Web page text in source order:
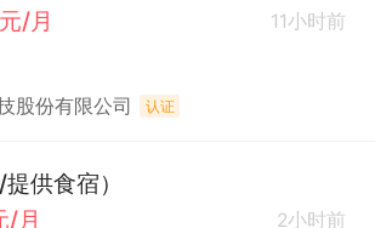
/月
11小时前
股份有限公司 认证
供食宿）
月
2小时前